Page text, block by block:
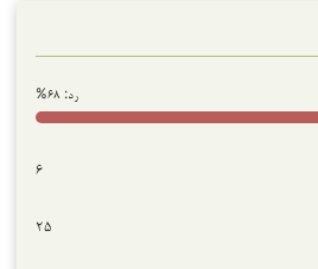
رد: ۶۸%
۶
۲۵